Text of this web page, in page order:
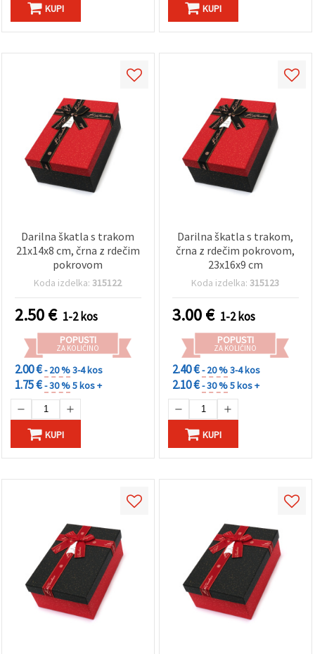
KUPI KUPI
Darilna škatla s trakom
21x14x8 cm, črna z rdečim
pokrovom
Koda izdelka:315122
2.50€ 1-2 kos
POPUSTI
ZA KOLIČINO
2.00 €- 20 %3-4 kos
1.75 €- 30 %5 kos +
KUPI
Darilna škatla s trakom,
črna z rdečim pokrovom,
23x16x9 cm
Koda izdelka:315123
3.00€ 1-2 kos
POPUSTI
ZA KOLIČINO
2.40 €- 20 %3-4 kos
2.10 €- 30 %5 kos +
KUPI